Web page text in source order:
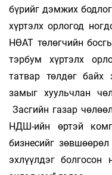
бүрийг дэмжих
хүртэлх орлогод
НӨАТ төлөгчийн
тэрбум хүртэлх
татвар төлдөг байх
замыг хуульчлан
Засгийн газар
НДШ-ийн өртэй
бизнесийг
эхлүүлдэг